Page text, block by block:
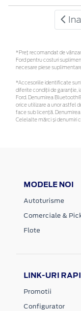
*Preţ recomandat de
Ford pentru costuri
necesare piese
*Accesoriile identificate
diferite condiții de garanție,
Ford. Denumirea
orice utilizare a unor astfel
face sub licență.
Celelalte mărci și denumiri
MODELE NOI
Autoturisme
Comerciale &
Flote
LINK-URI
Promotii
Configurator